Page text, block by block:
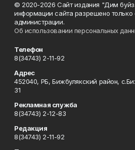
© 2020-2026 Сайт издания "Дим
информации сайта разрешено только
администрации.
Об использовании персональных
Телефон
8(34743) 2-11-92
Адрес
452040, РБ, Бижбулякский район,
31
Рекламная служба
8(34743) 2-12-83
Редакция
8(34743) 2-11-92